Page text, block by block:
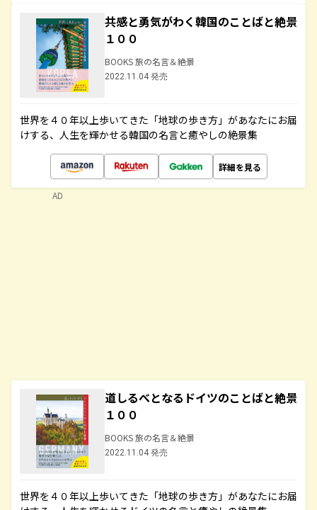
共感と勇気がわく韓国のことばと絶景
１００
BOOKS 旅の名言＆絶景
2022.11.04 発売
世界を４０年以上歩いてきた「地球の歩き方」があなたにお届
けする、人生を輝かせる韓国の名言と癒やしの絶景集
詳細を見る
道しるべとなるドイツのことばと絶景
１００
BOOKS 旅の名言＆絶景
2022.11.04 発売
世界を４０年以上歩いてきた「地球の歩き方」があなたにお届
AD